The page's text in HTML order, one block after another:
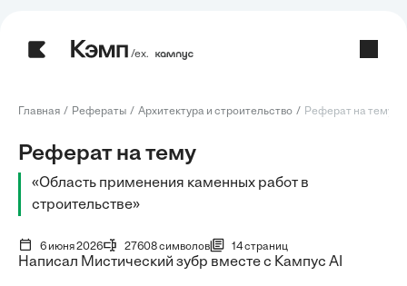
/ех.
Главная Рефераты Архитектура и строительство Реферат на тему:
Реферат на тему
«Область применения каменных работ в
строительстве»
6 июня 2026 27608 символов 14 страниц
Написал Мистический зубр вместе с Кампус AI